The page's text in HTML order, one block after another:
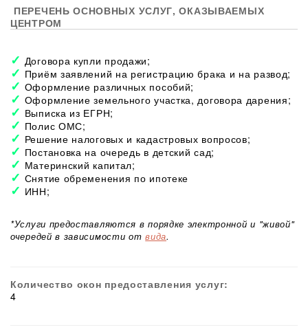
ПЕРЕЧЕНЬ ОСНОВНЫХ УСЛУГ, ОКАЗЫВАЕМЫХ
ЦЕНТРОМ
Договора купли продажи;
Приём заявлений на регистрацию брака и на развод;
Оформление различных пособий;
Оформление земельного участка, договора дарения;
Выписка из ЕГРН;
Полис ОМС;
Решение налоговых и кадастровых вопросов;
Постановка на очередь в детский сад;
Материнский капитал;
Снятие обременения по ипотеке
ИНН;
*Услуги предоставляются в порядке электронной и "живой"
очередей в зависимости отвида.
Количество окон предоставления услуг:
4